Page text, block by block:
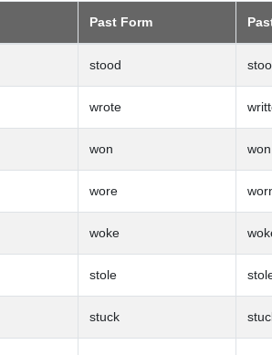
Past Form
stood
wrote
won won
wore
woke
stole
stuck